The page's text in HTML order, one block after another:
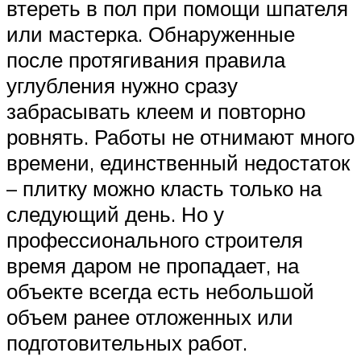
втереть в пол при помощи шпателя
или мастерка. Обнаруженные
после протягивания правила
углубления нужно сразу
забрасывать клеем и повторно
ровнять. Работы не отнимают много
времени, единственный недостаток
– плитку можно класть только на
следующий день. Но у
профессионального строителя
время даром не пропадает, на
объекте всегда есть небольшой
объем ранее отложенных или
подготовительных работ.